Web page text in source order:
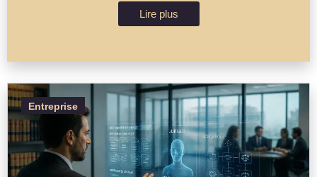
Lire plus
Entreprise